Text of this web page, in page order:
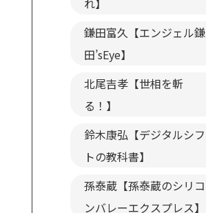
れ】
鎌田富久【エンジェル鎌
田’sEye】
北尾吉孝【世相を斬
る！】
鈴木康弘【デジタルシフ
トの教科書】
孫泰蔵【孫泰蔵のシリコ
ンバレーエクスプレス】